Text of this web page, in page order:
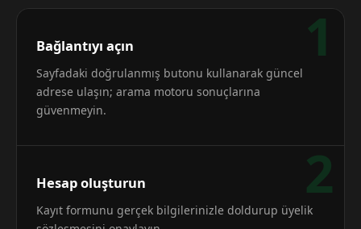
1
Bağlantıyı açın
Sayfadaki doğrulanmış butonu kullanarak güncel
adrese ulaşın; arama motoru sonuçlarına
güvenmeyin.
2
Hesap oluşturun
Kayıt formunu gerçek bilgilerinizle doldurup üyelik